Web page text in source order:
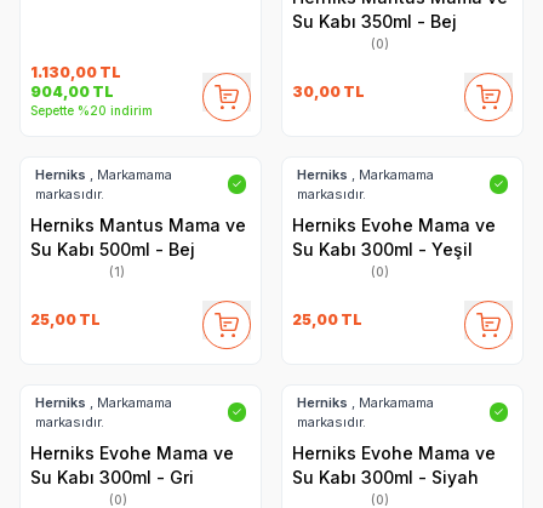
1.130,00 TL
904,00 TL
Sepette %20 indirim
Su Kabı 350ml - Bej
(0)
30,00 TL
Herniks
, Markamama
markasıdır.
✓
Herniks Mantus Mama ve
Su Kabı 500ml - Bej
(1)
25,00 TL
Herniks
, Markamama
markasıdır.
✓
Herniks Evohe Mama ve
Su Kabı 300ml - Yeşil
(0)
25,00 TL
Herniks
, Markamama
markasıdır.
✓
Herniks Evohe Mama ve
Su Kabı 300ml - Gri
(0)
Herniks
, Markamama
markasıdır.
✓
Herniks Evohe Mama ve
Su Kabı 300ml - Siyah
(0)